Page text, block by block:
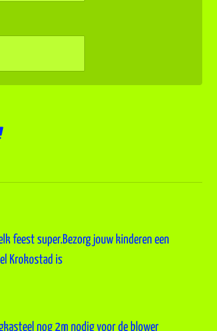
feest super.Bezorg jouw kinderen een
Krokostad is
nog 2m nodig voor de blower